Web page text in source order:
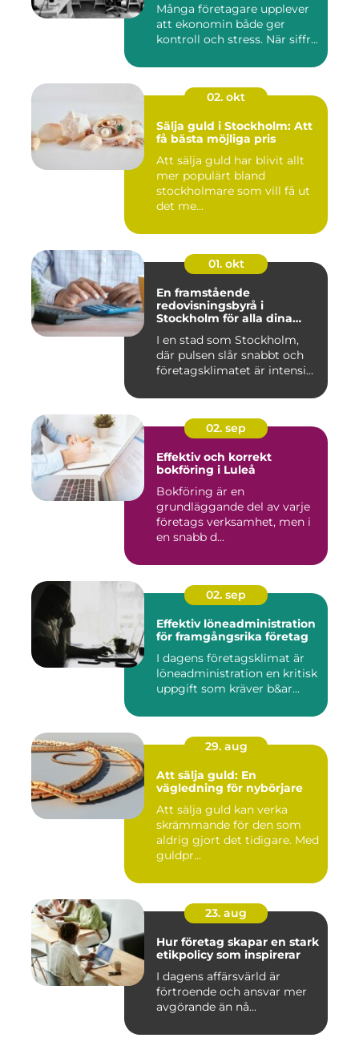
Många företagare upplever
att ekonomin både ger
kontroll och stress. När siffr...
02. okt
Sälja guld i Stockholm: Att
få bästa möjliga pris
Att sälja guld har blivit allt
mer populärt bland
stockholmare som vill få ut
det me...
01. okt
En framstående
redovisningsbyrå i
Stockholm för alla dina
I en stad som Stockholm,
där pulsen slår snabbt och
företagsklimatet är intensi...
02. sep
Effektiv och korrekt
bokföring i Luleå
Bokföring är en
grundläggande del av varje
företags verksamhet, men i
en snabb d...
02. sep
Effektiv löneadministration
för framgångsrika företag
I dagens företagsklimat är
löneadministration en kritisk
uppgift som kräver b&ar...
29. aug
Att sälja guld: En
vägledning för nybörjare
Att sälja guld kan verka
skrämmande för den som
aldrig gjort det tidigare. Med
guldpr...
23. aug
Hur företag skapar en stark
etikpolicy som inspirerar
I dagens affärsvärld är
förtroende och ansvar mer
avgörande än nå...